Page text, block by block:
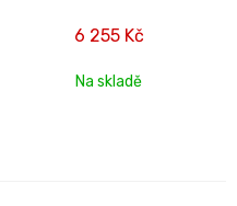
6 255 Kč
Na skladě